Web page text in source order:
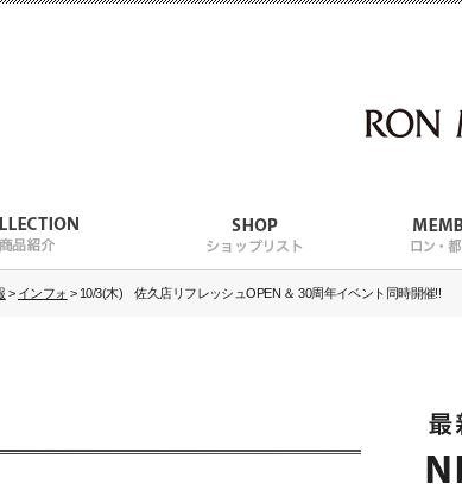
> インフォ > 10/3(木) 佐久店リフレッシュOPEN ＆ 30周年イベント同時開催!!